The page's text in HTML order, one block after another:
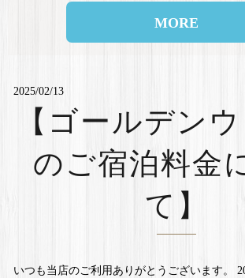
MORE
2025/02/13
【ゴールデン
のご宿泊料金
て】
いつも当店のご利用ありがとうございます。